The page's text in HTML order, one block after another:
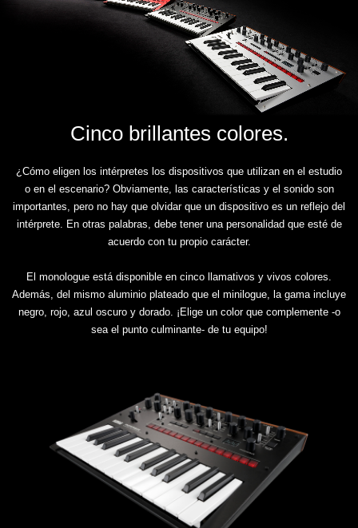
Cinco brillantes colores.
¿Cómo eligen los intérpretes los dispositivos que utilizan en el estudio
o en el escenario? Obviamente, las características y el sonido son
importantes, pero no hay que olvidar que un dispositivo es un reflejo del
intérprete. En otras palabras, debe tener una personalidad que esté de
acuerdo con tu propio carácter.
El monologue está disponible en cinco llamativos y vivos colores.
Además, del mismo aluminio plateado que el minilogue, la gama incluye
negro, rojo, azul oscuro y dorado. ¡Elige un color que complemente -o
sea el punto culminante- de tu equipo!